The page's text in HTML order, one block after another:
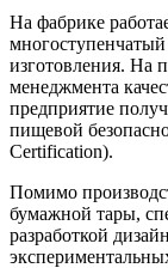
На фабрике
многоступенчатый
изготовления. На
менеджмента
предприятие
пищевой
Certification).
Помимо
бумажной тары,
разработкой